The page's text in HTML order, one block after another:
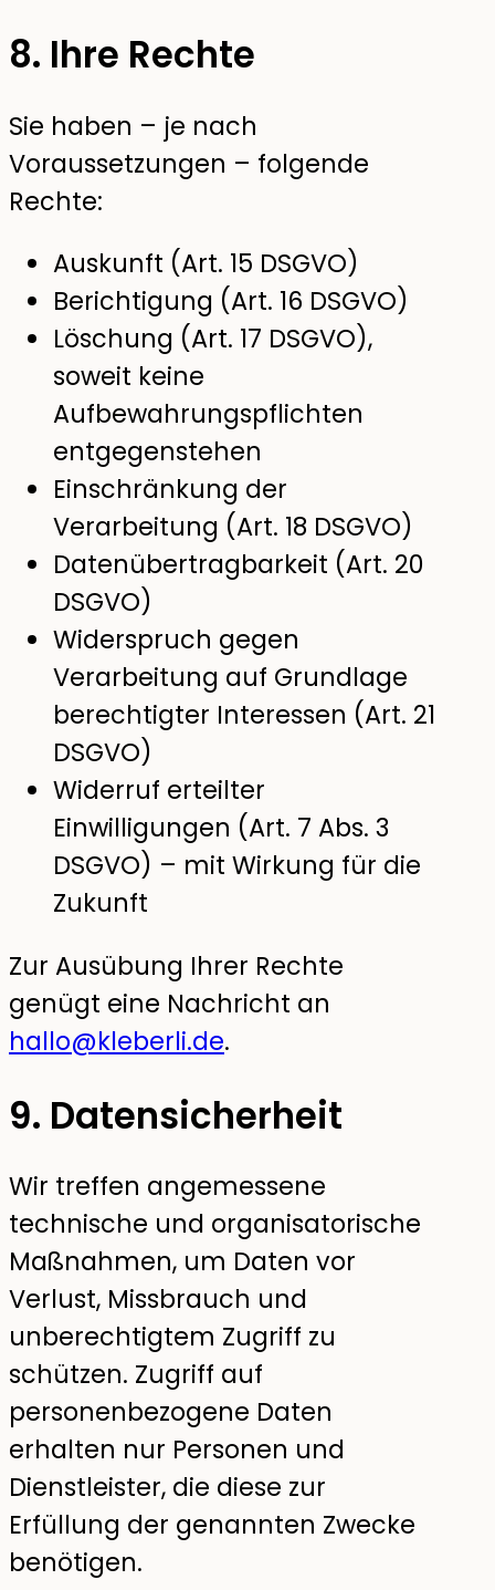
8. Ihre Rechte
Sie haben – je nach
Voraussetzungen – folgende
Rechte:
Auskunft (Art. 15 DSGVO)
Berichtigung (Art. 16 DSGVO)
Löschung (Art. 17 DSGVO),
soweit keine
Aufbewahrungspflichten
entgegenstehen
Einschränkung der
Verarbeitung (Art. 18 DSGVO)
Datenübertragbarkeit (Art. 20
DSGVO)
Widerspruch gegen
Verarbeitung auf Grundlage
berechtigter Interessen (Art. 21
DSGVO)
Widerruf erteilter
Einwilligungen (Art. 7 Abs. 3
DSGVO) – mit Wirkung für die
Zukunft
Zur Ausübung Ihrer Rechte
genügt eine Nachricht an
hallo@kleberli.de.
9. Datensicherheit
Wir treffen angemessene
technische und organisatorische
Maßnahmen, um Daten vor
Verlust, Missbrauch und
unberechtigtem Zugriff zu
schützen. Zugriff auf
personenbezogene Daten
erhalten nur Personen und
Dienstleister, die diese zur
Erfüllung der genannten Zwecke
benötigen.